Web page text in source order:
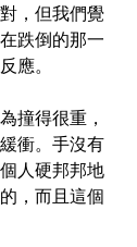
，但我們覺
跌倒的那一
應。
撞得很重，
衝。手沒有
人硬邦邦地
，而且這個